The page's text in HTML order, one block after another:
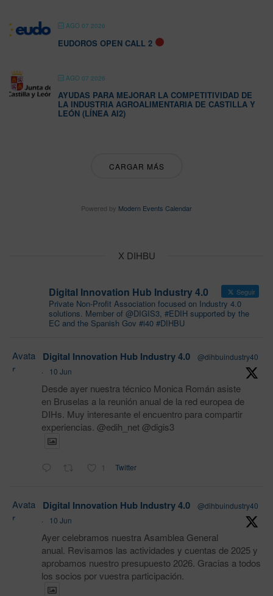
AGO 07 2026
EUDOROS OPEN CALL 2
AGO 07 2026
AYUDAS PARA MEJORAR LA COMPETITIVIDAD DE
LA INDUSTRIA AGROALIMENTARIA DE CASTILLA Y
LEÓN (LÍNEA AI2)
CARGAR MÁS
Powered by Modern Events Calendar
X DIHBU
Digital Innovation Hub Industry 4.0 Seguir
Private Non-Profit Association focused on Industry 4.0
solutions. Member of @DIGIS3, #EDIH supported by the
EC and the Spanish Gov #i40 #DIHBU
Avata
r
Digital Innovation Hub Industry 4.0
@dihbuindustry40
·
10 Jun
Desde ayer nuestra técnico Monica Román asiste
en Bruselas a la reunión anual de la red europea de
DIHs. Muy interesante el encuentro para compartir
experiencias. @edih_net @digis3
1 Twitter
Avata
r
Digital Innovation Hub Industry 4.0
@dihbuindustry40
·
10 Jun
Ayer celebramos nuestra Asamblea General
anual. Revisamos las actividades y cuentas de 2025 y
aprobamos nuestro presupuesto 2026. Gracias a todos
los socios por vuestra participación.